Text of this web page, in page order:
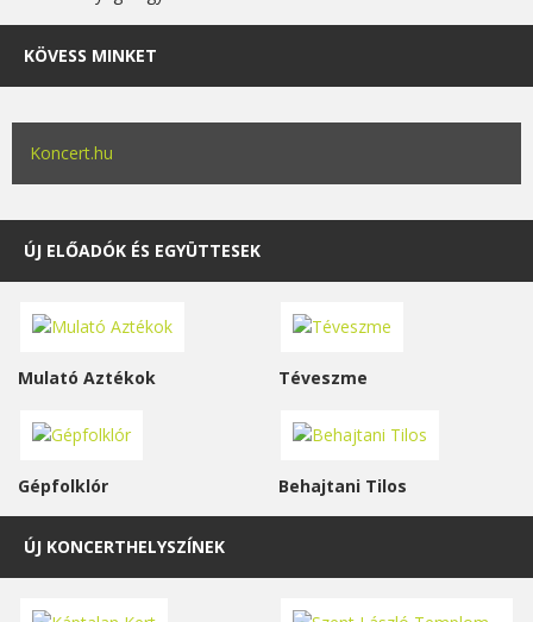
KÖVESS MINKET
Koncert.hu
ÚJ ELŐADÓK ÉS EGYÜTTESEK
Mulató Aztékok Téveszme
Gépfolklór Behajtani Tilos
ÚJ KONCERTHELYSZÍNEK